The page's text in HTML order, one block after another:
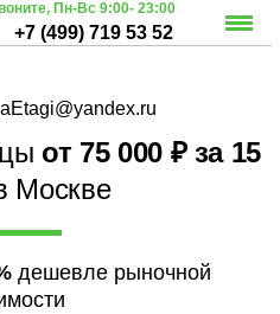
Пн-Вс 9:00- 23:00
+7 (499) 719 53 52
от 75 000 ₽ за 15
Москве
дешевле рыночной